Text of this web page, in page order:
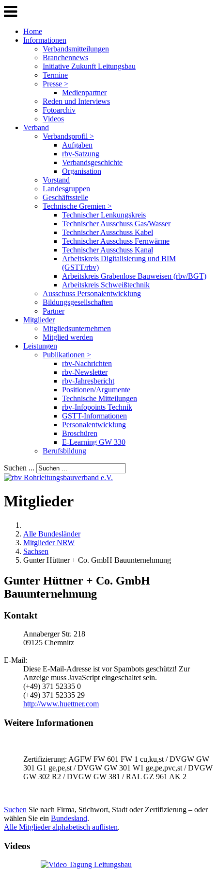
Home
Informationen
Verbandsmitteilungen
Branchennews
Initiative Zukunft Leitungsbau
Termine
Presse >
Medienpartner
Reden und Interviews
Fotoarchiv
Videos
Verband
Verbandsprofil >
Aufgaben
rbv-Satzung
Verbandsgeschichte
Organisation
Vorstand
Landesgruppen
Geschäftsstelle
Technische Gremien >
Technischer Lenkungskreis
Technischer Ausschuss Gas/Wasser
Technischer Ausschuss Kabel
Technischer Ausschuss Fernwärme
Technischer Ausschuss Kanal
Arbeitskreis Digitalisierung und BIM
(GSTT/rbv)
Arbeitskreis Grabenlose Bauweisen (rbv/BGT)
Arbeitskreis Schweißtechnik
Ausschuss Personalentwicklung
Bildungsgesellschaften
Partner
Mitglieder
Mitgliedsunternehmen
Mitglied werden
Leistungen
Publikationen >
rbv-Nachrichten
rbv-Newsletter
rbv-Jahresbericht
Positionen/Argumente
Technische Mitteilungen
rbv-Infopoints Technik
GSTT-Informationen
Personalentwicklung
Broschüren
E-Learning GW 330
Berufsbildung
Suchen ...
Mitglieder
Alle Bundesländer
Mitglieder NRW
Sachsen
Gunter Hüttner + Co. GmbH Bauunternehmung
Gunter Hüttner + Co. GmbH
Bauunternehmung
Kontakt
Annaberger Str. 218
09125 Chemnitz
E-Mail:
Diese E-Mail-Adresse ist vor Spambots geschützt! Zur
Anzeige muss JavaScript eingeschaltet sein.
(+49) 371 52335 0
(+49) 371 52335 29
http://www.huettner.com
Weitere Informationen
Zertifizierung: AGFW FW 601 FW 1 cu,ku,st / DVGW GW
301 G1 ge,pe,st / DVGW GW 301 W1 ge,pe,pvc,st / DVGW
GW 302 R2 / DVGW GW 381 / RAL GZ 961 AK 2
Suchen Sie nach Firma, Stichwort, Stadt oder Zertifizierung – oder
wählen Sie ein Bundesland.
Alle Mitglieder alphabetisch auflisten.
Videos